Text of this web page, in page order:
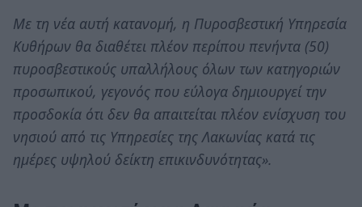
Με τη νέα αυτή κατανομή, η Πυροσβεστική Υπηρεσία
Κυθήρων θα διαθέτει πλέον περίπου πενήντα (50)
πυροσβεστικούς υπαλλήλους όλων των κατηγοριών
προσωπικού, γεγονός που εύλογα δημιουργεί την
προσδοκία ότι δεν θα απαιτείται πλέον ενίσχυση του
νησιού από τις Υπηρεσίες της Λακωνίας κατά τις
ημέρες υψηλού δείκτη επικινδυνότητας».